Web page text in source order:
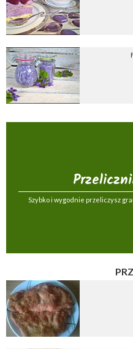
Szybko i wygodnie przeliczysz